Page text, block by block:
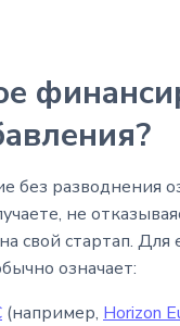
без разводнения
не
свой стартап. Для
означает:
(например, Horizon